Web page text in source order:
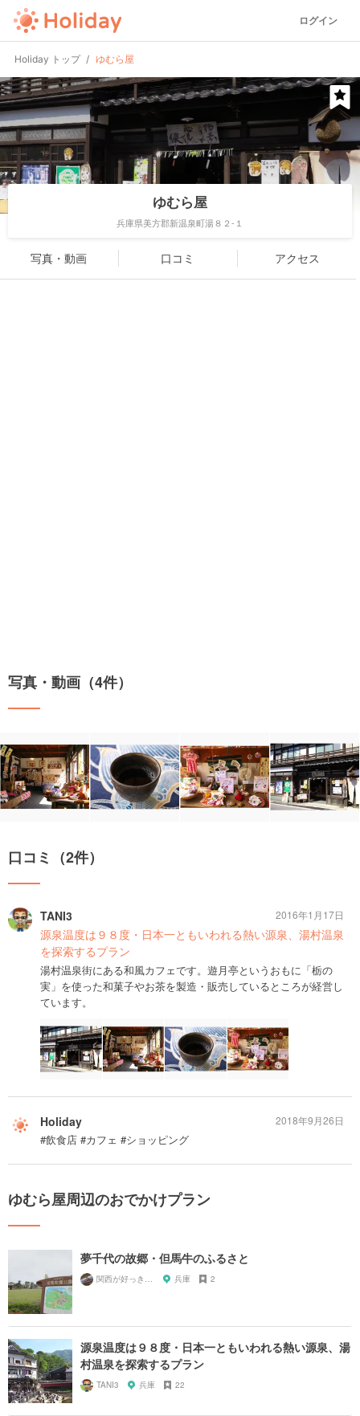
ログイン
Holiday トップ ゆむら屋
ゆむら屋
兵庫県美方郡新温泉町湯８２-１
写真・動画 口コミ アクセス
写真・動画（4件）
口コミ（2件）
TANI3
源泉温度は９８度・日本一ともいわれる熱い源泉、湯村温泉
を探索するプラン
湯村温泉街にある和風カフェです。遊月亭というおもに「栃の
実」を使った和菓子やお茶を製造・販売しているところが経営し
ています。
2016年1月17日
Holiday
#飲食店 #カフェ #ショッピング
2018年9月26日
ゆむら屋周辺のおでかけプラン
夢千代の故郷・但馬牛のふるさと
関西が好っきゃねん 兵庫 2
源泉温度は９８度・日本一ともいわれる熱い源泉、湯
村温泉を探索するプラン
TANI3 兵庫 22